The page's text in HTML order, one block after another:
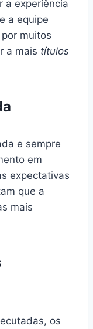
a experiência
a equipe
por muitos
a mais títulos
e sempre
em
expectativas
que a
mais
os